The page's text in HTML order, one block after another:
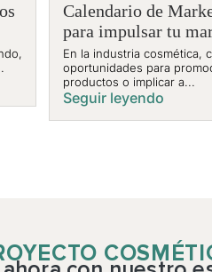
Calendario de
para impulsar tu
En la industria cosmética,
oportunidades para
productos o implicar a...
Seguir leyendo